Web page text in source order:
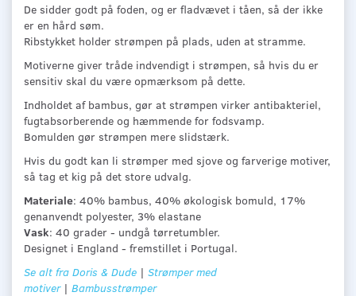
De sidder godt på foden, og er fladvævet i tåen, så der ikke
er en hård søm.
Ribstykket holder strømpen på plads, uden at stramme.
Motiverne giver tråde indvendigt i strømpen, så hvis du er
sensitiv skal du være opmærksom på dette.
Indholdet af bambus, gør at strømpen virker antibakteriel,
fugtabsorberende og hæmmende for fodsvamp.
Bomulden gør strømpen mere slidstærk.
Hvis du godt kan li strømper med sjove og farverige motiver,
så tag et kig på det store udvalg.
Materiale: 40% bambus, 40% økologisk bomuld, 17%
genanvendt polyester, 3% elastane
Vask: 40 grader - undgå tørretumbler.
Designet i England - fremstillet i Portugal.
Se alt fra Doris & Dude | Strømper med
motiver| Bambusstrømper